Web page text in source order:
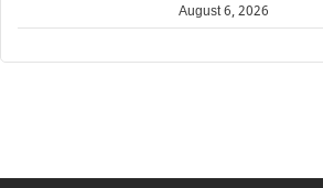
August 6, 2026